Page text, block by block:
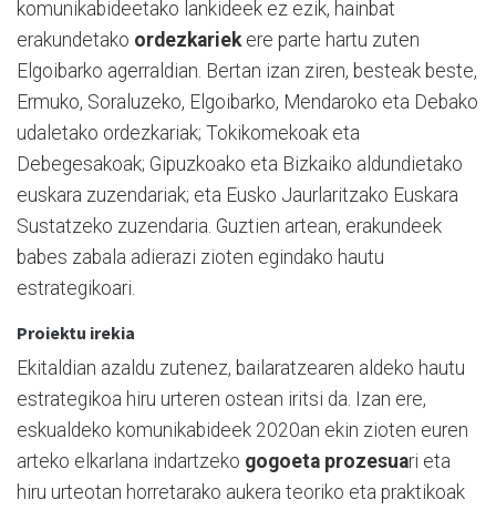
komunikabideetako lankideek ez ezik, hainbat
erakundetako ordezkariek ere parte hartu zuten
Elgoibarko agerraldian. Bertan izan ziren, besteak beste,
Ermuko, Soraluzeko, Elgoibarko, Mendaroko eta Debako
udaletako ordezkariak; Tokikomekoak eta
Debegesakoak; Gipuzkoako eta Bizkaiko aldundietako
euskara zuzendariak; eta Eusko Jaurlaritzako Euskara
Sustatzeko zuzendaria. Guztien artean, erakundeek
babes zabala adierazi zioten egindako hautu
estrategikoari.
Proiektu irekia
Ekitaldian azaldu zutenez, bailaratzearen aldeko hautu
estrategikoa hiru urteren ostean iritsi da. Izan ere,
eskualdeko komunikabideek 2020an ekin zioten euren
arteko elkarlana indartzeko gogoeta prozesuari eta
hiru urteotan horretarako aukera teoriko eta praktikoak